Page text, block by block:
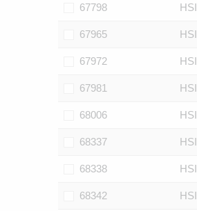
67798 HSI
67965 HSI
67972 HSI
67981 HSI
68006 HSI
68337 HSI
68338 HSI
68342 HSI